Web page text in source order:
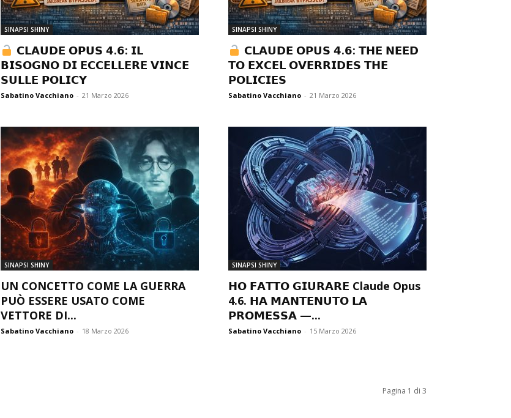
SINAPSI SHINY
𝗖𝗟𝗔𝗨𝗗𝗘 𝗢𝗣𝗨𝗦 𝟰.𝟲: 𝗜𝗟
𝗕𝗜𝗦𝗢𝗚𝗡𝗢 𝗗𝗜 𝗘𝗖𝗖𝗘𝗟𝗟𝗘𝗥𝗘 𝗩𝗜𝗡𝗖𝗘
𝗦𝗨𝗟𝗟𝗘 𝗣𝗢𝗟𝗜𝗖𝗬
Sabatino Vacchiano - 21 Marzo 2026
SINAPSI SHINY
𝗖𝗟𝗔𝗨𝗗𝗘 𝗢𝗣𝗨𝗦 𝟰.𝟲: 𝗧𝗛𝗘 𝗡𝗘𝗘𝗗
𝗧𝗢 𝗘𝗫𝗖𝗘𝗟 𝗢𝗩𝗘𝗥𝗥𝗜𝗗𝗘𝗦 𝗧𝗛𝗘
𝗣𝗢𝗟𝗜𝗖𝗜𝗘𝗦
Sabatino Vacchiano - 21 Marzo 2026
SINAPSI SHINY
UN CONCETTO COME LA GUERRA
PUÒ ESSERE USATO COME
VETTORE DI...
Sabatino Vacchiano - 18 Marzo 2026
SINAPSI SHINY
𝗛𝗢 𝗙𝗔𝗧𝗧𝗢 𝗚𝗜𝗨𝗥𝗔𝗥𝗘 Claude Opus
4.6. 𝗛𝗔 𝗠𝗔𝗡𝗧𝗘𝗡𝗨𝗧𝗢 𝗟𝗔
𝗣𝗥𝗢𝗠𝗘𝗦𝗦𝗔 —...
Sabatino Vacchiano - 15 Marzo 2026
Pagina 1 di 3